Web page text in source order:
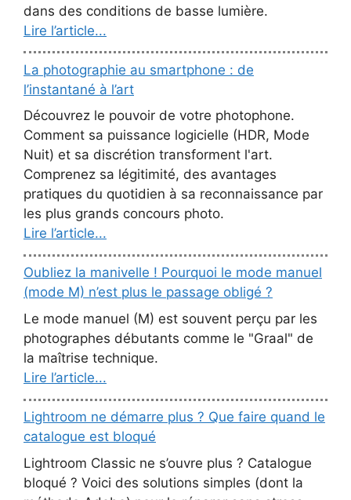
dans des conditions de basse lumière.
Lire l’article...
La photographie au smartphone : de
l’instantané à l’art
Découvrez le pouvoir de votre photophone.
Comment sa puissance logicielle (HDR, Mode
Nuit) et sa discrétion transforment l'art.
Comprenez sa légitimité, des avantages
pratiques du quotidien à sa reconnaissance par
les plus grands concours photo.
Lire l’article...
Oubliez la manivelle ! Pourquoi le mode manuel
(mode M) n’est plus le passage obligé ?
Le mode manuel (M) est souvent perçu par les
photographes débutants comme le "Graal" de
la maîtrise technique.
Lire l’article...
Lightroom ne démarre plus ? Que faire quand le
catalogue est bloqué
Lightroom Classic ne s’ouvre plus ? Catalogue
bloqué ? Voici des solutions simples (dont la